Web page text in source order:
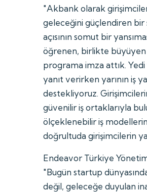
"Akbank olarak
geleceğini güçlendiren bir
açısının somut bir
öğrenen, birlikte
programa imza attık.
yanıt verirken yarının iş
destekliyoruz.
güvenilir iş ortaklarıyla
ölçeklenebilir iş
doğrultuda girişimcilerin
Endeavor Türkiye
"Bugün startup
değil, geleceğe duyulan